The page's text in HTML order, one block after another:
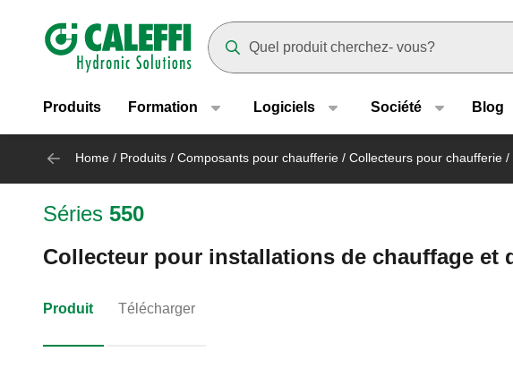
Header main navigation
Produits Formation Logiciels Société Blog
Home / Produits / Composants pour chaufferie / Collecteurs pour chaufferie /
Séries 550
Collecteur pour installations de chauffage et
Produit Télécharger